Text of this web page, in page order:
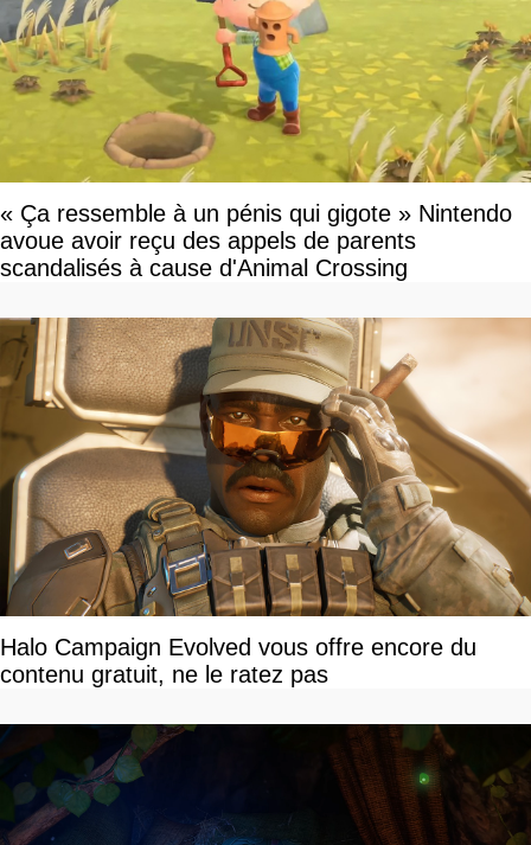
« Ça ressemble à un pénis qui gigote » Nintendo
avoue avoir reçu des appels de parents
scandalisés à cause d'Animal Crossing
Halo Campaign Evolved vous offre encore du
contenu gratuit, ne le ratez pas